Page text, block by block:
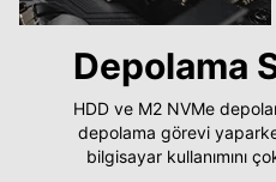
Depolama
HDD ve M2 NVMe
depolama görevi
bilgisayar kullanımını